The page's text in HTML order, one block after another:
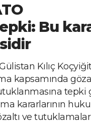
Bu
Kılıç
kapsamında
tepki
kararlarının
ve